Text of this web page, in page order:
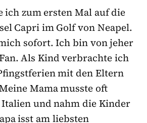
ich zum ersten Mal auf die
Capri im Golf von Neapel.
sofort. Ich bin von jeher
Als Kind verbrachte ich
mit den Eltern
Mama musste oft
und nahm die Kinder
isst am liebsten